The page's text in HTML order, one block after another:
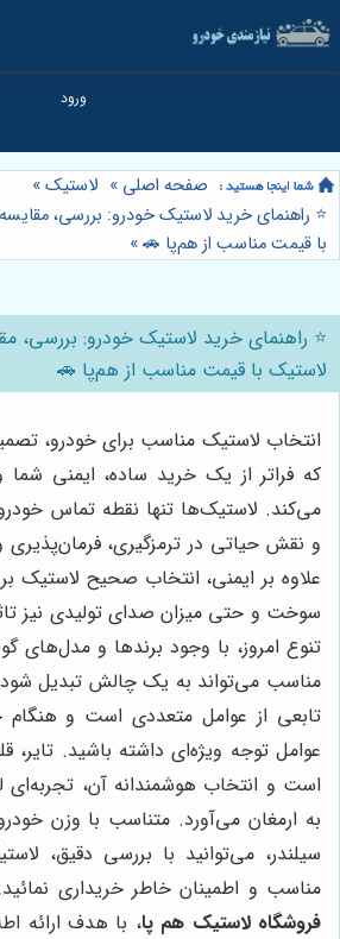
صفحه اصلی » لاستیک»
⭐️ راهنمای خرید لاستیک خودرو: بررسی،
با قیمت مناسب از هم‌پا 🚗»
⭐️ راهنمای خرید لاستیک خودرو: بررسی،
لاستیک با قیمت مناسب از هم‌پا 🚗
انتخاب لاستیک مناسب برای خودرو،
که فراتر از یک خرید ساده، ایمنی
می‌کند. لاستیک‌ها تنها نقطه تماس
و نقش حیاتی در ترمزگیری، فرمان‌پذیری
علاوه بر ایمنی، انتخاب صحیح لاستیک
سوخت و حتی میزان صدای تولیدی نیز
تنوع امروز، با وجود برندها و مدل‌های
مناسب می‌تواند به یک چالش تبدیل
تابعی از عوامل متعددی است و هنگام
عوامل توجه ویژه‌ای داشته باشید.
است و انتخاب هوشمندانه آن، تجربه‌ای
به ارمغان می‌آورد. متناسب با وزن
سیلندر، می‌توانید با بررسی دقیق،
مناسب و اطمینان خاطر خریداری
فروشگاه لاستیک هم پا، با هدف ارائه